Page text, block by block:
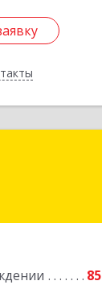
85
Рубцовск г,